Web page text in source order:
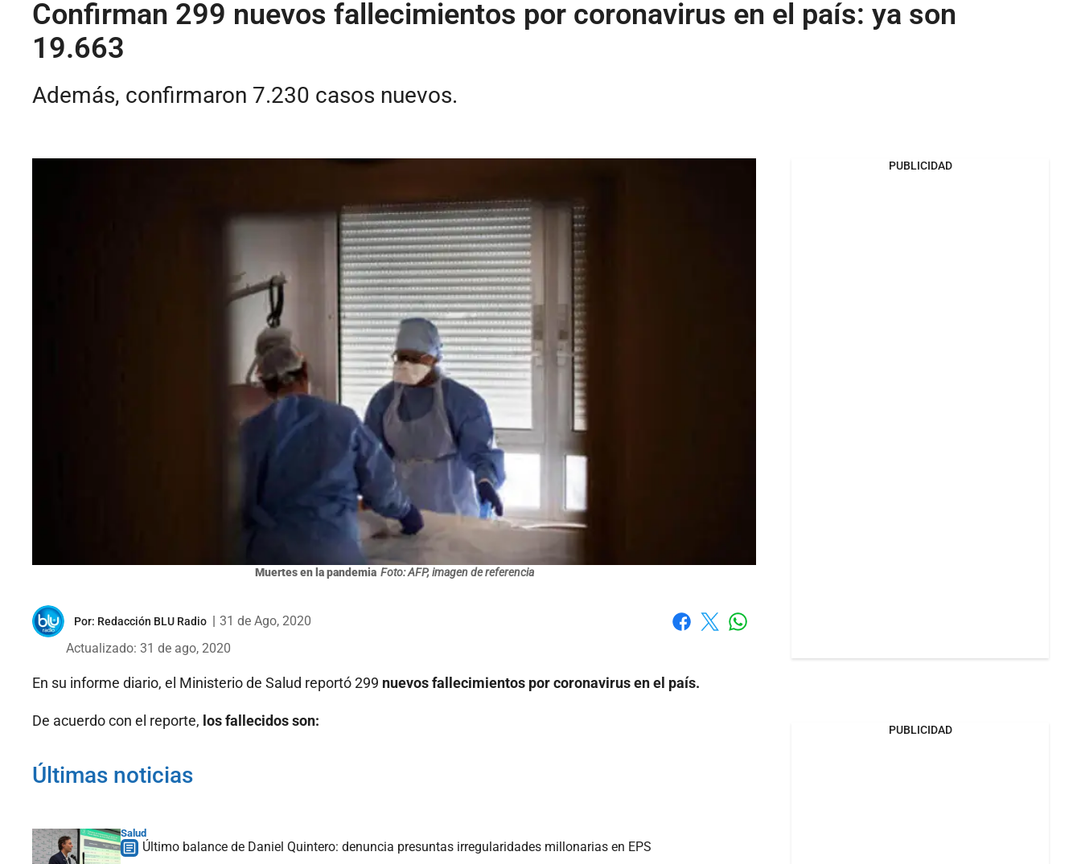
Confirman 299 nuevos fallecimientos por coronavirus en el país: ya son
19.663
Además, confirmaron 7.230 casos nuevos.
Muertes en la pandemia Foto: AFP, imagen de referencia
Por: Redacción BLU Radio
31 de Ago, 2020
Actualizado: 31 de ago, 2020
En su informe diario, el Ministerio de Salud reportó 299 nuevos fallecimientos por coronavirus en el país.
De acuerdo con el reporte, los fallecidos son:
Últimas noticias
Salud
Último balance de Daniel Quintero: denuncia presuntas irregularidades millonarias en EPS
PUBLICIDAD
PUBLICIDAD